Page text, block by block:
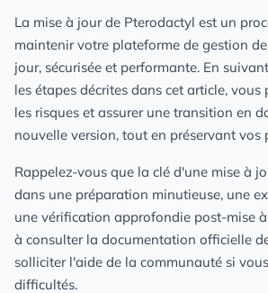
La mise à jour de Pterodactyl est un
maintenir votre plateforme de gestion
jour, sécurisée et performante. En
les étapes décrites dans cet article,
les risques et assurer une transition en
nouvelle version, tout en préservant vos
Rappelez-vous que la clé d'une mise à
dans une préparation minutieuse, une
une vérification approfondie post-mise
à consulter la documentation officielle
solliciter l'aide de la communauté si
difficultés.